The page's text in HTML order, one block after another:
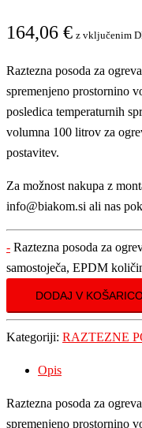
164,06 € z vključenim
Raztezna posoda za
spremenjeno prostornino
posledica temperaturnih
volumna 100 litrov za
postavitev.
Za možnost nakupa z
info@biakom.si ali nas
- Raztezna posoda za
samostoječa, EPDM
DODAJ V
Kategoriji: RAZTEZNE
Opis
Raztezna posoda za
spremenjeno prostornino